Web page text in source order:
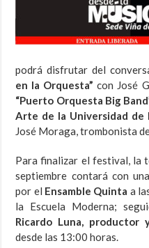
podrá disfrutar del
en la Orquesta” con José
“Puerto Orquesta Big
Arte de la Universidad de
José Moraga, trombonista
Para finalizar el festival, la
septiembre contará con
por el Ensamble Quinta a
la Escuela Moderna;
Ricardo Luna, productor
desde las 13:00 horas.